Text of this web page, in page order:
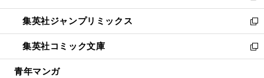
開
く
ウ
で
開
く
ン
ド
ウ
で
開
ウ
ィ
ン
ド
ウ
し
い
ウ
ィ
ン
集英社ジャンプリミックス
新
し
い
ウ
集英社コミック文庫
新
し
青年マンガ